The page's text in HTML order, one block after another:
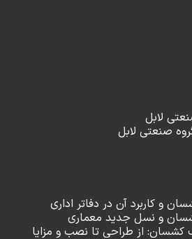
لابل
صنعتی لابل
و کاربرد آن در دفاتر اداری
و نسل جدید معماری
از طراحی تا نصب و مزایا